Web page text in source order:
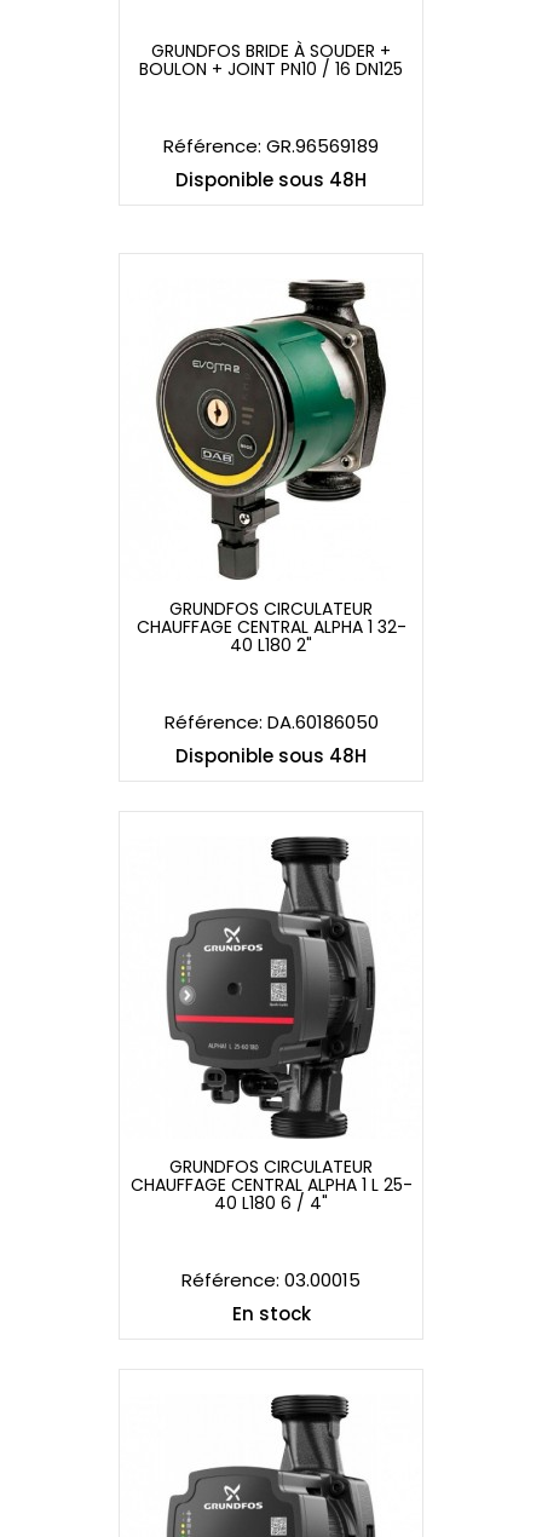
GRUNDFOS BRIDE À SOUDER +
BOULON + JOINT PN10 / 16 DN125
Référence: GR.96569189
Disponible sous 48H
GRUNDFOS CIRCULATEUR
GRUNDFOS CIRCULATEUR
CHAUFFAGE CENTRAL ALPHA 1 32-
40 L180 2"
Référence: DA.60186050
Disponible sous 48H
GRUNDFOS CIRCULATEUR
GRUNDFOS CIRCULATEUR
CHAUFFAGE CENTRAL ALPHA 1 L 25-
40 L180 6 / 4"
Référence: 03.00015
En stock